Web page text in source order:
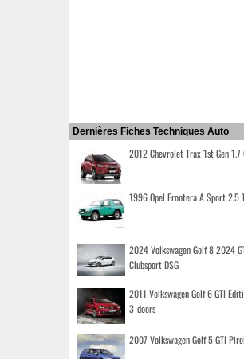
Dernières Fiches Techniques Auto
2012 Chevrolet Trax 1st Gen 1.7
1996 Opel Frontera A Sport 2.5
2024 Volkswagen Golf 8 2024
Clubsport DSG
2011 Volkswagen Golf 6 GTI
3-doors
2007 Volkswagen Golf 5 GTI